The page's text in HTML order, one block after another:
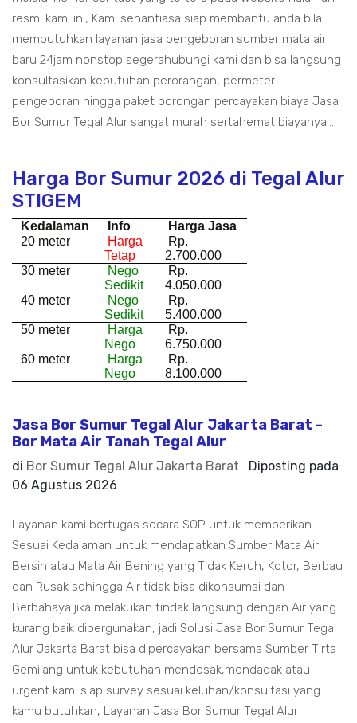
resmi kami ini, Kami senantiasa siap membantu anda bila
membutuhkan layanan jasa pengeboran sumber mata air
baru 24jam nonstop segerahubungi kami dan bisa langsung
konsultasikan kebutuhan perorangan, permeter
pengeboran hingga paket borongan percayakan biaya Jasa
Bor Sumur Tegal Alur sangat murah sertahemat biayanya...
Harga Bor Sumur 2026 di Tegal Alur
STIGEM
Kedalaman Info
Harga Jasa
20 meter
Harga
Tetap
Rp.
2.700.000
30 meter
Nego
Sedikit
Rp.
4.050.000
40 meter
Nego
Sedikit
Rp.
5.400.000
50 meter
Harga
Nego
Rp.
6.750.000
60 meter
Harga
Nego
Rp.
8.100.000
Jasa Bor Sumur Tegal Alur Jakarta Barat -
Bor Mata Air Tanah Tegal Alur
di Bor Sumur Tegal Alur Jakarta Barat
Diposting pada
06 Agustus 2026
Layanan kami bertugas secara SOP untuk memberikan
Sesuai Kedalaman untuk mendapatkan Sumber Mata Air
Bersih atau Mata Air Bening yang Tidak Keruh, Kotor, Berbau
dan Rusak sehingga Air tidak bisa dikonsumsi dan
Berbahaya jika melakukan tindak langsung dengan Air yang
kurang baik dipergunakan, jadi Solusi Jasa Bor Sumur Tegal
Alur Jakarta Barat bisa dipercayakan bersama Sumber Tirta
Gemilang untuk kebutuhan mendesak,mendadak atau
urgent kami siap survey sesuai keluhan/konsultasi yang
kamu butuhkan, Layanan Jasa Bor Sumur Tegal Alur